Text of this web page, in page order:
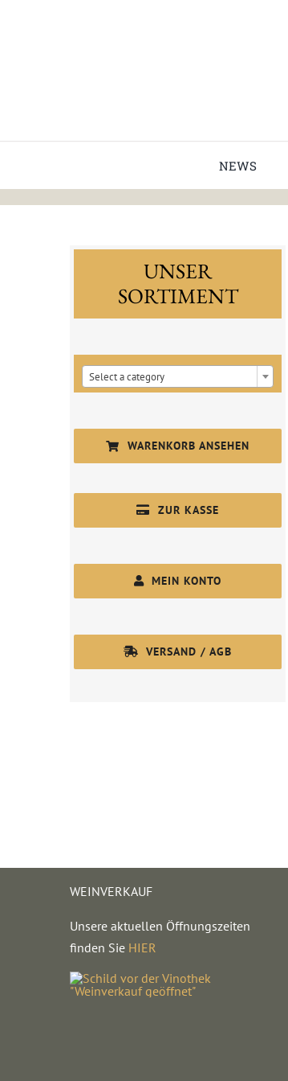
NEWS
UNSER
SORTIMENT
Select a category
WARENKORB ANSEHEN
ZUR KASSE
MEIN KONTO
VERSAND / AGB
WEINVERKAUF
Unsere aktuellen Öffnungszeiten
finden Sie HIER